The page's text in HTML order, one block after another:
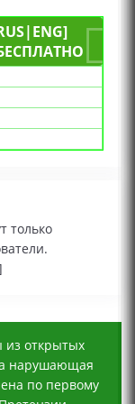
только
из открытых
нарушающая
по первому